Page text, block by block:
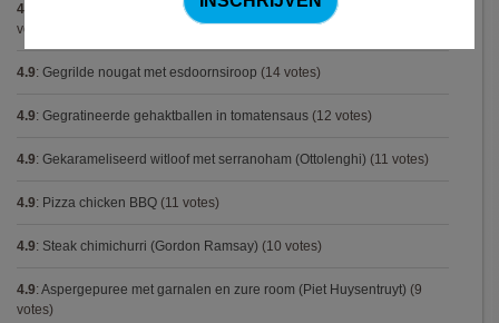
4.9 Volkorenspaghetti in mosterdsaus met prei en spek (Colruyt)
votes)
4.9: Gegrilde nougat met esdoornsiroop (14 votes)
4.9: Gegratineerde gehaktballen in tomatensaus (12 votes)
4.9: Gekarameliseerd witloof met serranoham (Ottolenghi) (11 votes)
4.9: Pizza chicken BBQ (11 votes)
4.9: Steak chimichurri (Gordon Ramsay) (10 votes)
4.9: Aspergepuree met garnalen en zure room (Piet Huysentruyt) (9
votes)